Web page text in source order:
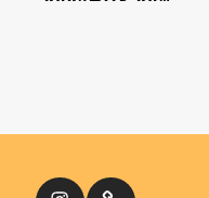
InstagramКіномандри